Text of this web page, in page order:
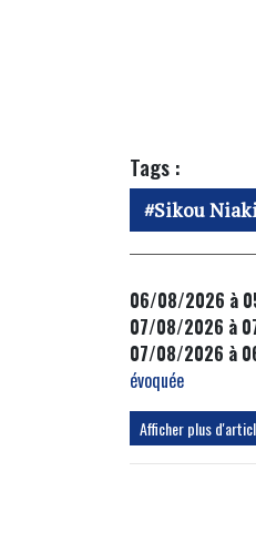
Tags :
Sikou
06/08/2026 à
07/08/2026 à
07/08/2026 à
évoquée
Afficher plus